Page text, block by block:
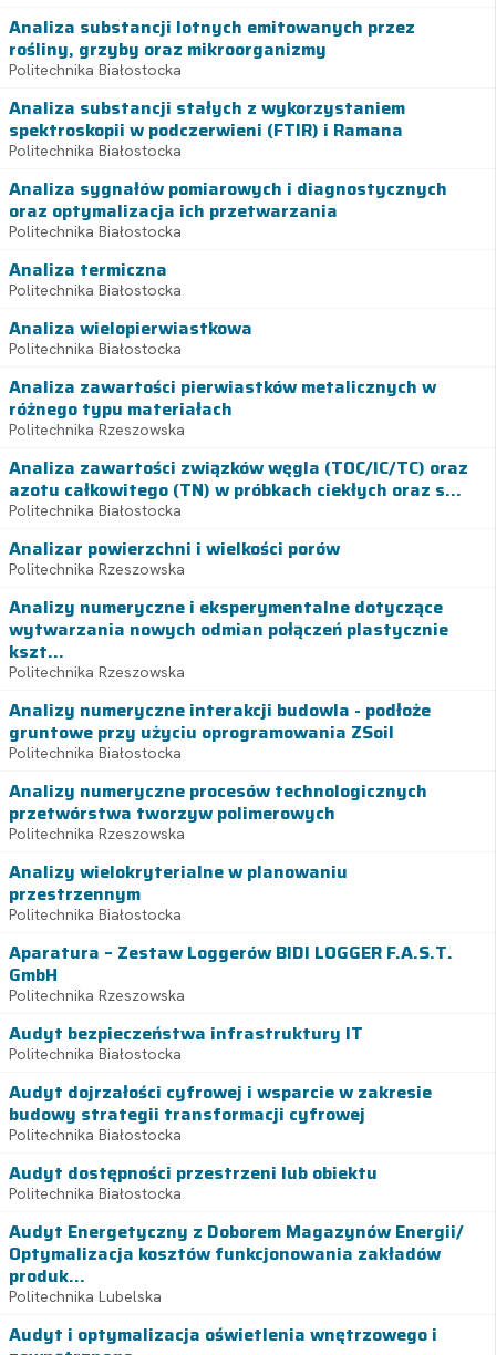
Analiza substancji lotnych emitowanych przez
rośliny, grzyby oraz mikroorganizmy
Politechnika Białostocka
Analiza substancji stałych z wykorzystaniem
spektroskopii w podczerwieni (FTIR) i Ramana
Politechnika Białostocka
Analiza sygnałów pomiarowych i diagnostycznych
oraz optymalizacja ich przetwarzania
Politechnika Białostocka
Analiza termiczna
Politechnika Białostocka
Analiza wielopierwiastkowa
Politechnika Białostocka
Analiza zawartości pierwiastków metalicznych w
różnego typu materiałach
Politechnika Rzeszowska
Analiza zawartości związków węgla (TOC/IC/TC) oraz
azotu całkowitego (TN) w próbkach ciekłych oraz s...
Politechnika Białostocka
Analizar powierzchni i wielkości porów
Politechnika Rzeszowska
Analizy numeryczne i eksperymentalne dotyczące
wytwarzania nowych odmian połączeń plastycznie
kszt...
Politechnika Rzeszowska
Analizy numeryczne interakcji budowla - podłoże
gruntowe przy użyciu oprogramowania ZSoil
Politechnika Białostocka
Analizy numeryczne procesów technologicznych
przetwórstwa tworzyw polimerowych
Politechnika Rzeszowska
Analizy wielokryterialne w planowaniu
przestrzennym
Politechnika Białostocka
Aparatura – Zestaw Loggerów BIDI LOGGER F.A.S.T.
GmbH
Politechnika Rzeszowska
Audyt bezpieczeństwa infrastruktury IT
Politechnika Białostocka
Audyt dojrzałości cyfrowej i wsparcie w zakresie
budowy strategii transformacji cyfrowej
Politechnika Białostocka
Audyt dostępności przestrzeni lub obiektu
Politechnika Białostocka
Audyt Energetyczny z Doborem Magazynów Energii/
Optymalizacja kosztów funkcjonowania zakładów
produk...
Politechnika Lubelska
Audyt i optymalizacja oświetlenia wnętrzowego i